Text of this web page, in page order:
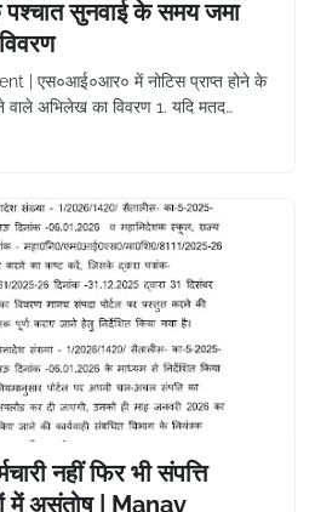
पश्चात सुनवाई के समय जमा
| एस०आई०आर० में नोटिस प्राप्त होने के
वाले अभिलेख का विवरण 1. यदि मतद…
नहीं फिर भी संपत्ति
में असंतोष | Manav